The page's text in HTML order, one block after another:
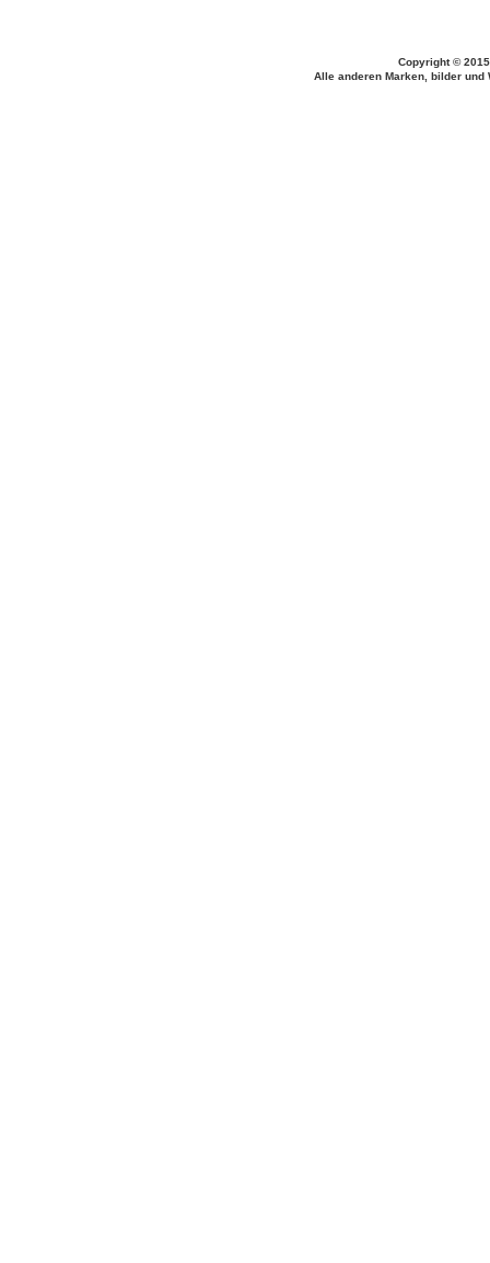
Copyright ©
Alle anderen Marken, bilder und